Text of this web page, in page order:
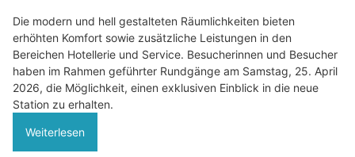
Die modern und hell gestalteten Räumlichkeiten bieten
erhöhten Komfort sowie zusätzliche Leistungen in den
Bereichen Hotellerie und Service. Besucherinnen und Besucher
haben im Rahmen geführter Rundgänge am Samstag, 25. April
2026, die Möglichkeit, einen exklusiven Einblick in die neue
Station zu erhalten.
Weiterlesen